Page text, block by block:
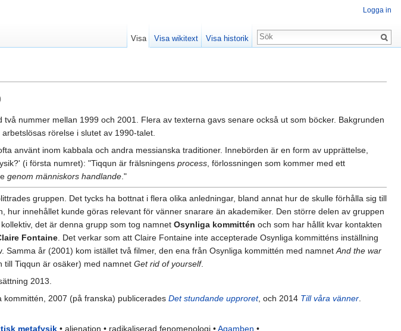
nummer mellan 1999 och 2001. Flera av texterna gavs senare också ut som böcker. Bakgrunden
rörelse i slutet av 1990-talet.
använt inom kabbala och andra messianska traditioner. Innebörden är en form av upprättelse,
(i första numret): "Tiqqun är frälsningens process , förlossningen som kommer med ett
genom människors handlande ."
gruppen. Det tycks ha bottnat i flera olika anledningar, bland annat hur de skulle förhålla sig till
innehållet kunde göras relevant för vänner snarare än akademiker. Den större delen av gruppen
det är denna grupp som tog namnet Osynliga kommittén och som har hållit kvar kontakten
Fontaine . Det verkar som att Claire Fontaine inte accepterade Osynliga kommitténs inställning
år (2001) kom istället två filmer, den ena från Osynliga kommittén med namnet And the war
till Tiqqun är osäker) med namnet Get rid of yourself.
2013.
2007 (på franska) publicerades Det stundande upproret, och 2014 Till våra vänner
metafysik • alienation • radikaliserad fenomenologi •Agamben •
Logga in
Visa Visa wikitext Visa historik